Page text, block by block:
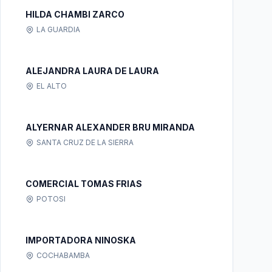
HILDA CHAMBI ZARCO
LA GUARDIA
ALEJANDRA LAURA DE LAURA
EL ALTO
ALYERNAR ALEXANDER BRU MIRANDA
SANTA CRUZ DE LA SIERRA
COMERCIAL TOMAS FRIAS
POTOSI
IMPORTADORA NINOSKA
COCHABAMBA